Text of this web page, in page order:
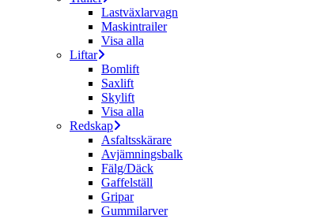
Lastväxlarvagn
Maskintrailer
Visa alla
Liftar
Bomlift
Saxlift
Skylift
Visa alla
Redskap
Asfaltsskärare
Avjämningsbalk
Fälg/Däck
Gaffelställ
Gripar
Gummilarver